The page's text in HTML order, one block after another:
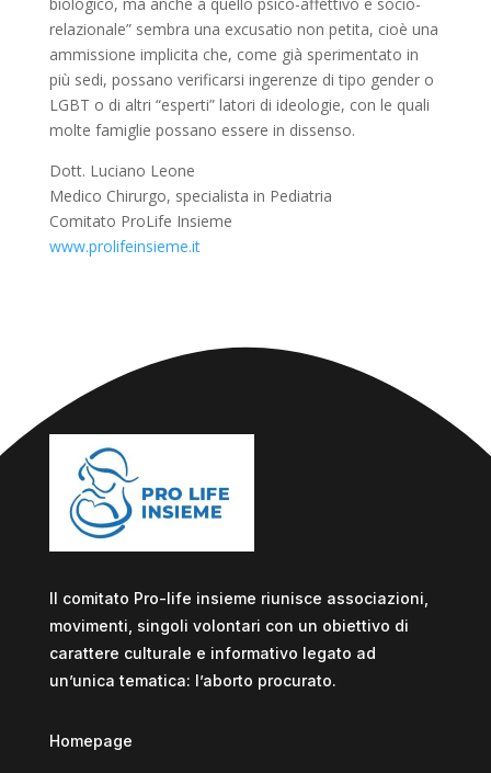
relazionale” sembra una excusatio non petita, cioè una
ammissione implicita che, come già sperimentato in
più sedi, possano verificarsi ingerenze di tipo gender o
LGBT o di altri “esperti” latori di ideologie, con le quali
molte famiglie possano essere in dissenso.
Dott. Luciano Leone
Medico Chirurgo, specialista in Pediatria
Comitato ProLife Insieme
www.prolifeinsieme.it
Il comitato Pro-life insieme riunisce associazioni,
movimenti, singoli volontari con un obiettivo di
carattere culturale e informativo legato ad
un’unica tematica: l’aborto procurato.
Homepage